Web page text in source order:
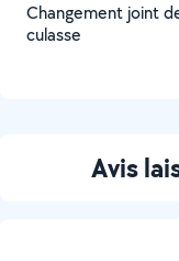
Changement joint
culasse
Avis